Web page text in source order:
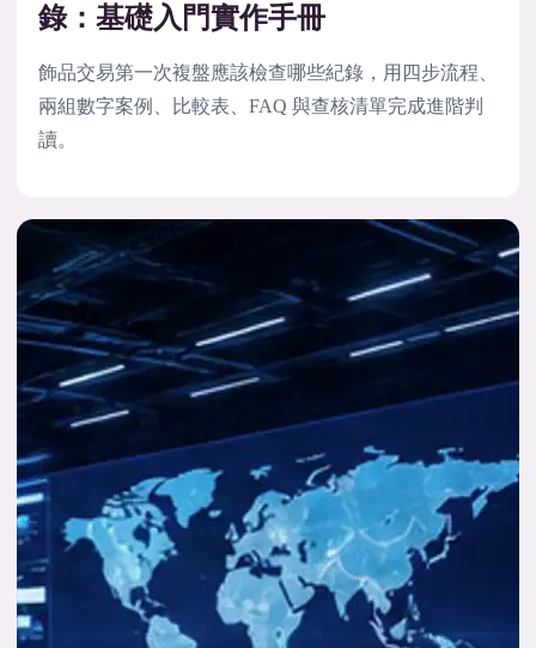
錄：基礎入門實作手冊
飾品交易第一次複盤應該檢查哪些紀錄，用四步流程、
兩組數字案例、比較表、FAQ 與查核清單完成進階判
讀。